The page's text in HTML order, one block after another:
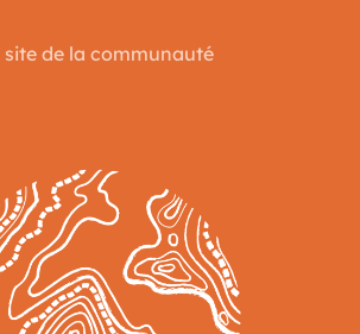
site de la communauté